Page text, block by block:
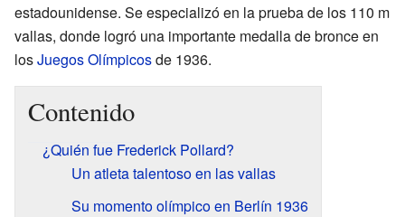
estadounidense. Se especializó en la prueba de los 110 m
vallas, donde logró una importante medalla de bronce en
losJuegos Olímpicosde 1936.
Contenido
¿Quién fue Frederick Pollard?
Un atleta talentoso en las vallas
Su momento olímpico en Berlín 1936